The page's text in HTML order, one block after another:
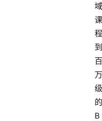
域
课
程
到
百
万
级
的
B